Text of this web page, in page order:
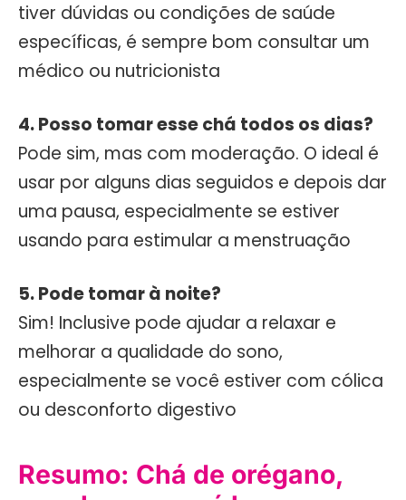
tiver dúvidas ou condições de saúde
específicas, é sempre bom consultar um
médico ou nutricionista
4. Posso tomar esse chá todos os dias?
Pode sim, mas com moderação. O ideal é
usar por alguns dias seguidos e depois dar
uma pausa, especialmente se estiver
usando para estimular a menstruação
5. Pode tomar à noite?
Sim! Inclusive pode ajudar a relaxar e
melhorar a qualidade do sono,
especialmente se você estiver com cólica
ou desconforto digestivo
Resumo: Chá de orégano,